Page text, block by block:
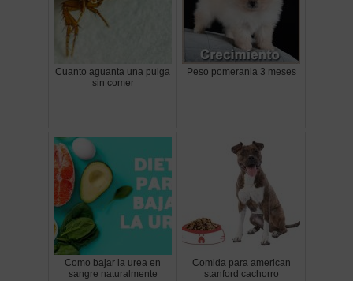
Cuanto aguanta una pulga
sin comer
Peso pomerania 3 meses
Como bajar la urea en
sangre naturalmente
Comida para american
stanford cachorro